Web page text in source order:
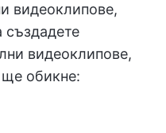
видеоклипове,
създадете
видеоклипове,
ще обикне: